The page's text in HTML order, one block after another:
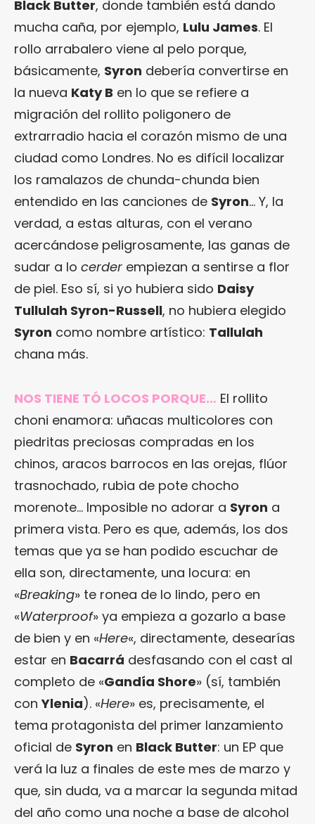
Black Butter, donde también está dando
mucha caña, por ejemplo, Lulu James. El
rollo arrabalero viene al pelo porque,
básicamente, Syron debería convertirse en
la nueva Katy B en lo que se refiere a
migración del rollito poligonero de
extrarradio hacia el corazón mismo de una
ciudad como Londres. No es difícil localizar
los ramalazos de chunda-chunda bien
entendido en las canciones de Syron… Y, la
verdad, a estas alturas, con el verano
acercándose peligrosamente, las ganas de
sudar a lo cerder empiezan a sentirse a flor
de piel. Eso sí, si yo hubiera sido Daisy
Tullulah Syron-Russell, no hubiera elegido
Syron como nombre artístico: Tallulah
chana más.
NOS TIENE TÓ LOCOS PORQUE… El rollito
choni enamora: uñacas multicolores con
piedritas preciosas compradas en los
chinos, aracos barrocos en las orejas, flúor
trasnochado, rubia de pote chocho
morenote… Imposible no adorar a Syron a
primera vista. Pero es que, además, los dos
temas que ya se han podido escuchar de
ella son, directamente, una locura: en
«Breaking» te ronea de lo lindo, pero en
«Waterproof» ya empieza a gozarlo a base
de bien y en «Here«, directamente, desearías
estar en Bacarrá desfasando con el cast al
completo de «Gandía Shore» (sí, también
conYlenia). «Here» es, precisamente, el
tema protagonista del primer lanzamiento
oficial de Syron en Black Butter: un EP que
verá la luz a finales de este mes de marzo y
que, sin duda, va a marcar la segunda mitad
del año como una noche a base de alcohol